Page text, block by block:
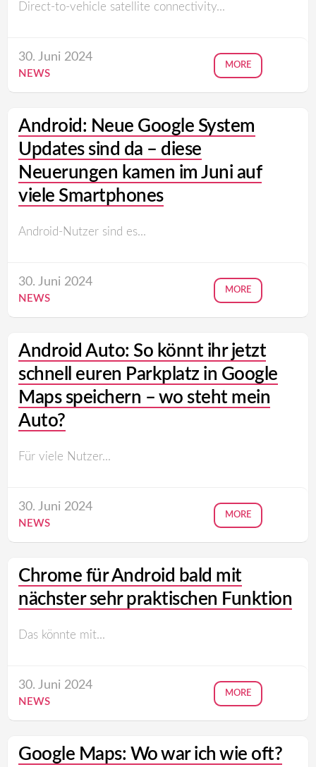
Direct-to-vehicle satellite connectivity...
30. Juni 2024
NEWS
MORE
Android: Neue Google System
Updates sind da – diese
Neuerungen kamen im Juni auf
viele Smartphones
Android-Nutzer sind es...
30. Juni 2024
NEWS
MORE
Android Auto: So könnt ihr jetzt
schnell euren Parkplatz in Google
Maps speichern – wo steht mein
Auto?
Für viele Nutzer...
30. Juni 2024
NEWS
MORE
Chrome für Android bald mit
nächster sehr praktischen Funktion
Das könnte mit...
30. Juni 2024
NEWS
MORE
Google Maps: Wo war ich wie oft?